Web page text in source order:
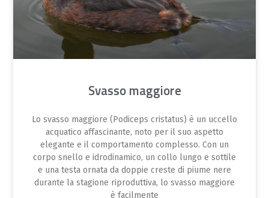
Svasso maggiore
Lo svasso maggiore (Podiceps cristatus) è un uccello
acquatico affascinante, noto per il suo aspetto
elegante e il comportamento complesso. Con un
corpo snello e idrodinamico, un collo lungo e sottile
e una testa ornata da doppie creste di piume nere
durante la stagione riproduttiva, lo svasso maggiore
è facilmente